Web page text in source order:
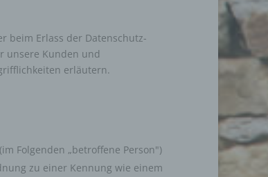
beim Erlass der Datenschutz-
unsere Kunden und
erläutern.
Folgenden „betroffene Person")
zu einer Kennung wie einem